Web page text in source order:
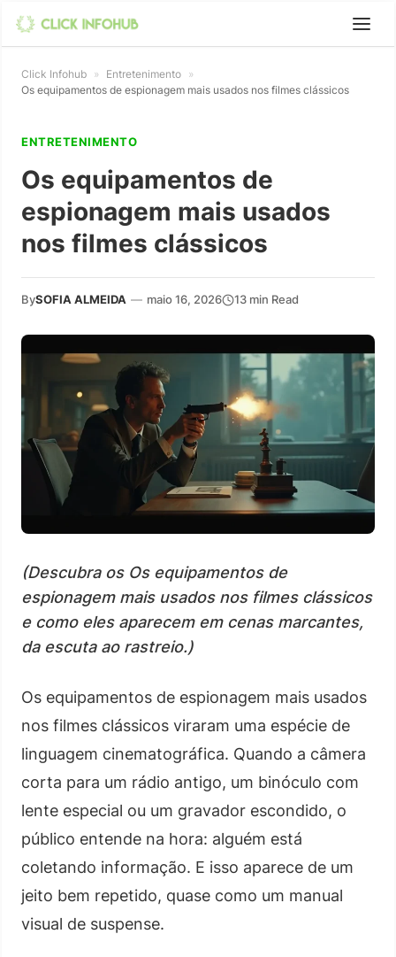
Click Infohub » Entretenimento »
Os equipamentos de espionagem mais usados nos filmes clássicos
ENTRETENIMENTO
Os equipamentos de
espionagem mais usados
nos filmes clássicos
BySOFIA ALMEIDA — maio 16, 2026 13 min Read
(Descubra os Os equipamentos de
espionagem mais usados nos filmes clássicos
e como eles aparecem em cenas marcantes,
da escuta ao rastreio.)
Os equipamentos de espionagem mais usados
nos filmes clássicos viraram uma espécie de
linguagem cinematográfica. Quando a câmera
corta para um rádio antigo, um binóculo com
lente especial ou um gravador escondido, o
público entende na hora: alguém está
coletando informação. E isso aparece de um
jeito bem repetido, quase como um manual
visual de suspense.